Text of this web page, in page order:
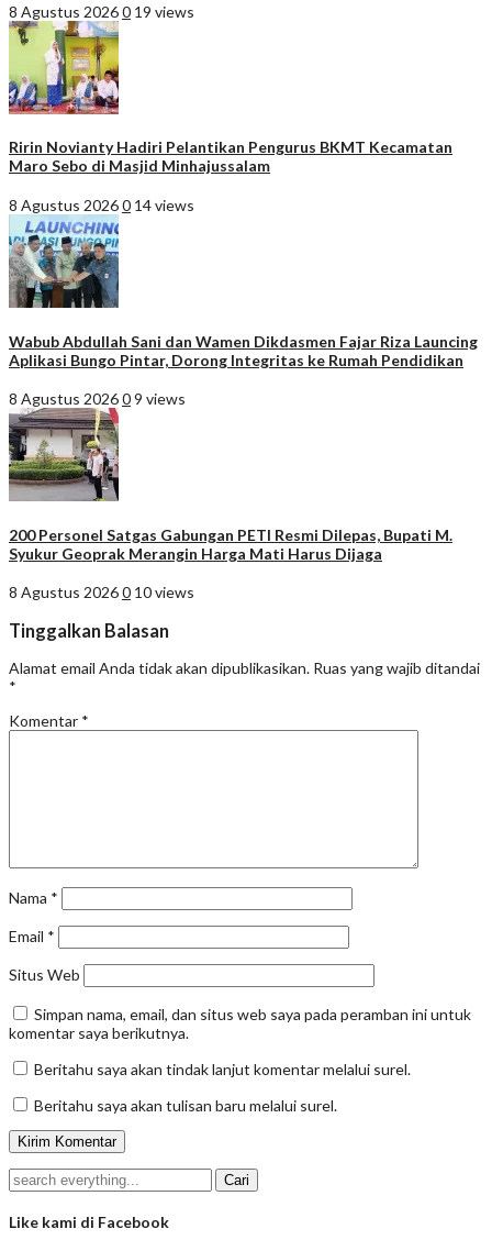
8 Agustus 20260 19 views
Ririn Novianty Hadiri Pelantikan Pengurus BKMT Kecamatan
Maro Sebo di Masjid Minhajussalam
8 Agustus 20260 14 views
Wabub Abdullah Sani dan Wamen Dikdasmen Fajar Riza Launcing
Aplikasi Bungo Pintar, Dorong Integritas ke Rumah Pendidikan
8 Agustus 202609 views
200 Personel Satgas Gabungan PETI Resmi Dilepas, Bupati M.
Syukur Geoprak Merangin Harga Mati Harus Dijaga
8 Agustus 20260 10 views
Tinggalkan Balasan
Alamat email Anda tidak akan dipublikasikan. Ruas yang wajib ditandai
*
Komentar *
Nama *
Email *
Situs Web
Simpan nama, email, dan situs web saya pada peramban ini untuk
komentar saya berikutnya.
Beritahu saya akan tindak lanjut komentar melalui surel.
Beritahu saya akan tulisan baru melalui surel.
Like kami di Facebook